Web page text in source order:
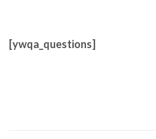
[ywqa_questions]